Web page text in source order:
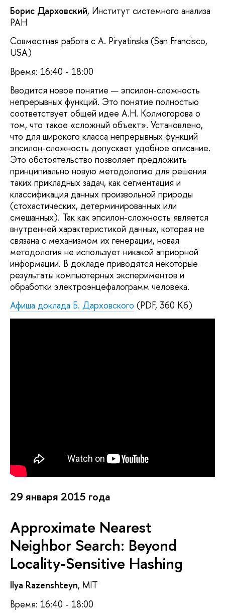
Борис Дарховский, Институт системного анализа
РАН
Совместная работа с A. Piryatinska (San Francisсo,
USA)
Время: 16:40 - 18:00
Вводится новое понятие — эпсилон-сложность
непрерывных функций. Это понятие полностью
соответствует общей идее А.Н. Колмогорова о
том, что такое «сложный объект». Установлено,
что для широкого класса непрерывных функций
эпсилон-сложность допускает удобное описание.
Это обстоятельство позволяет предложить
принципиально новую методологию для решения
таких прикладных задач, как сегментация и
классификация данных произвольной природы
(стохастических, детерминированных или
смешанных). Так как эпсилон-сложность является
внутренней характеристикой данных, которая не
связана с механизмом их генерации, новая
методология не использует никакой априорной
информации. В докладе приводятся некоторые
результаты компьютерных экспериментов и
обработки электроэнцефалограмм человека.
Афиша доклада Б. Дарховского (PDF, 360 Кб)
29 января 2015 года
Approximate Nearest
Neighbor Search: Beyond
Locality-Sensitive Hashing
Ilya Razenshteyn, MIT
Время: 16:40 - 18:00